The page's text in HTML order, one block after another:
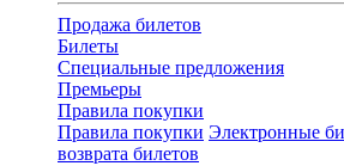
Продажа билетов
Билеты
Специальные предложения
Премьеры
Правила покупки
Правила покупки Электронные
возврата билетов